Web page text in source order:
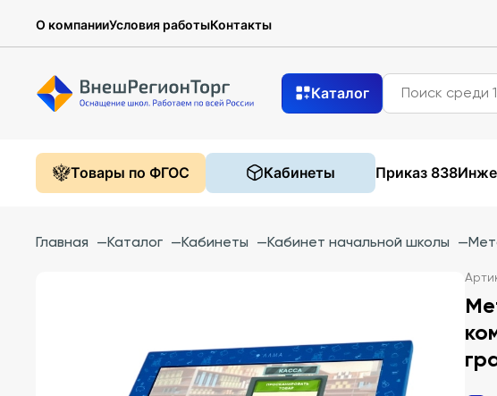
О компанииУсловия работыКонтакты
Каталог
Товары по ФГОС Кабинеты Приказ 838
Главная —Каталог —Кабинеты —Кабинет начальной школы —